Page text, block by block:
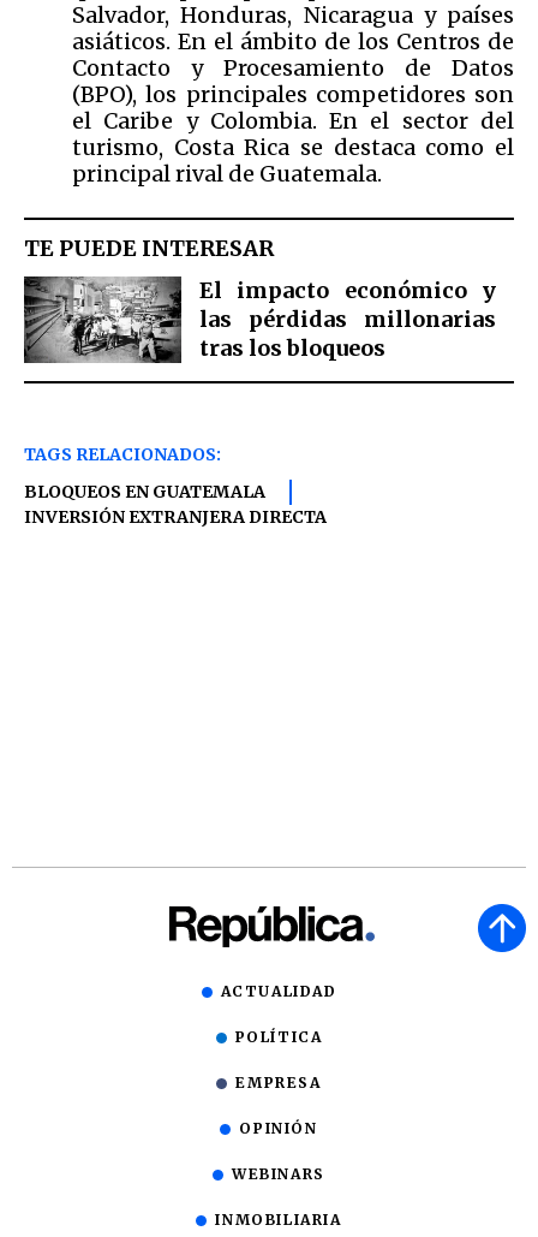
Salvador, Honduras, Nicaragua y países
asiáticos. En el ámbito de los Centros de
Contacto y Procesamiento de Datos
(BPO), los principales competidores son
el Caribe y Colombia. En el sector del
turismo, Costa Rica se destaca como el
principal rival de Guatemala.
TE PUEDE INTERESAR
El impacto económico y
las pérdidas millonarias
tras los bloqueos
TAGS RELACIONADOS:
BLOQUEOS EN GUATEMALA
INVERSIÓN EXTRANJERA DIRECTA
ACTUALIDAD
POLÍTICA
EMPRESA
OPINIÓN
WEBINARS
INMOBILIARIA